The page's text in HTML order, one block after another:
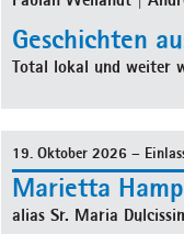
Geschichten
Total lokal und weiter
19. Oktober 2026 –
Marietta
alias Sr. Maria